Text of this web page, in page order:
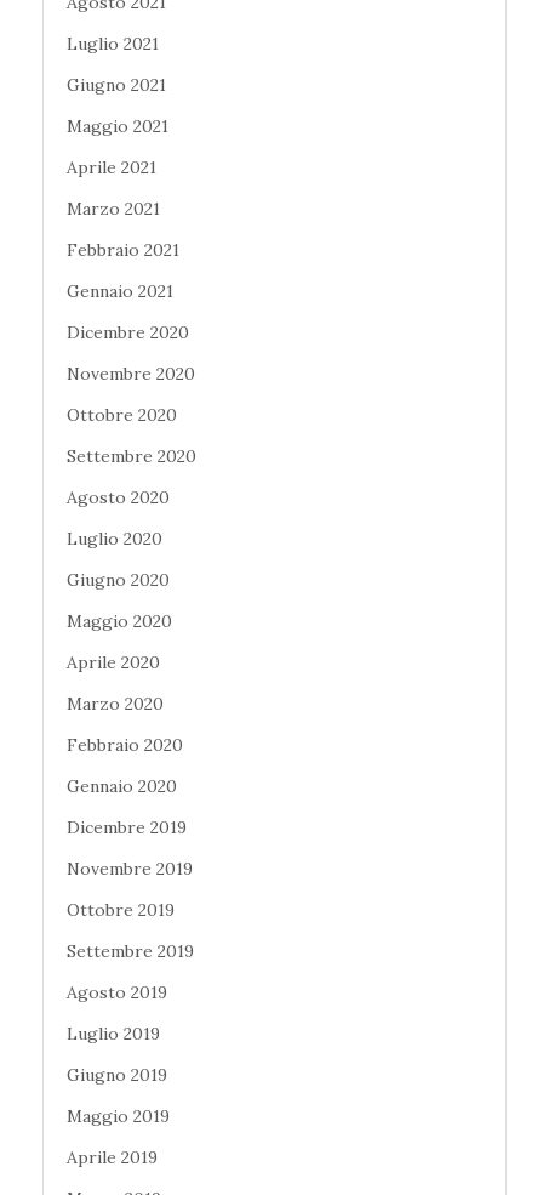
Luglio 2021
Giugno 2021
Maggio 2021
Aprile 2021
Marzo 2021
Febbraio 2021
Gennaio 2021
Dicembre 2020
Novembre 2020
Ottobre 2020
Settembre 2020
Agosto 2020
Luglio 2020
Giugno 2020
Maggio 2020
Aprile 2020
Marzo 2020
Febbraio 2020
Gennaio 2020
Dicembre 2019
Novembre 2019
Ottobre 2019
Settembre 2019
Agosto 2019
Luglio 2019
Giugno 2019
Maggio 2019
Aprile 2019